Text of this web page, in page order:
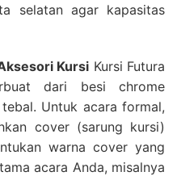
selatan agar kapasitas
Kursi Kursi Futura
dari besi chrome
Untuk acara formal,
cover (sarung kursi)
warna cover yang
acara Anda, misalnya